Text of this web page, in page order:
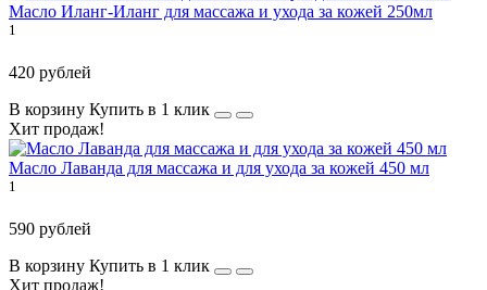
Масло Иланг-Иланг для массажа и ухода за кожей 250мл
1
420 рублей
В корзину Купить в 1 клик
Хит продаж!
Масло Лаванда для массажа и для ухода за кожей 450 мл
1
590 рублей
В корзину Купить в 1 клик
Хит продаж!